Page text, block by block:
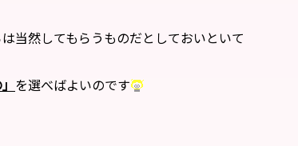
当然してもらうものだとしておいといて
を選べばよいのです